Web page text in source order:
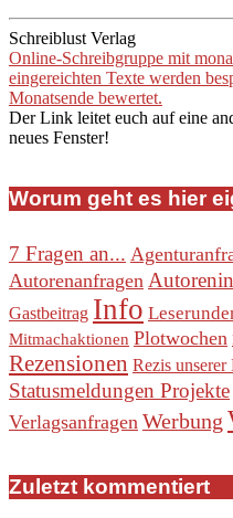
Schreiblust Verlag
Online-Schreibgruppe mit
eingereichten Texte werden
Monatsende bewertet.
Der Link leitet euch auf eine
neues Fenster!
Worum geht es hier
7 Fragen an...
Autorenanfragen
Gastbeitrag Info
Mitmachaktionen Plotwochen
Rezensionen Rezis unserer
Statusmeldungen Projekte
Verlagsanfragen Werbung
Zuletzt kommentiert